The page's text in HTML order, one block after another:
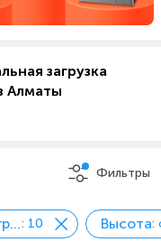
загрузка
Алматы
Фильтры
Максимальная загрузка белья, кг: 10 Высота: